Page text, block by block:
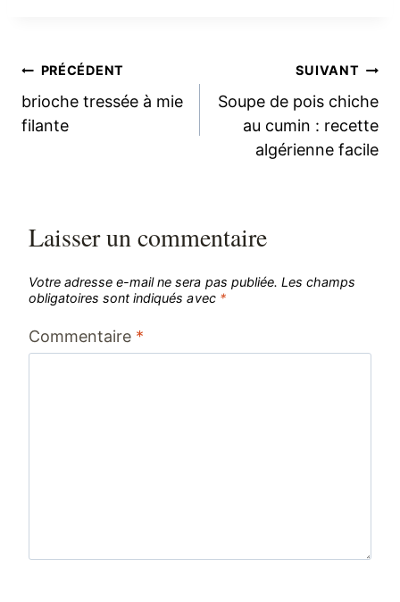
Navigation
de
PRÉCÉDENT
brioche tressée à mie
filante
SUIVANT
Soupe de pois chiche
au cumin : recette
algérienne facile
Laisser un commentaire
Votre adresse e-mail ne sera pas publiée. Les champs
obligatoires sont indiqués avec *
Commentaire *